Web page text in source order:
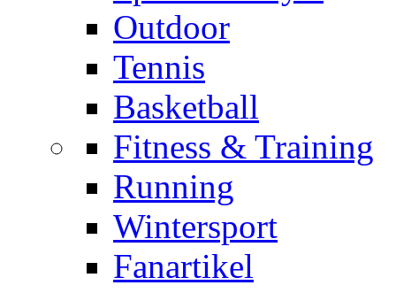
Outdoor
Tennis
Basketball
Fitness & Training
Running
Wintersport
Fanartikel